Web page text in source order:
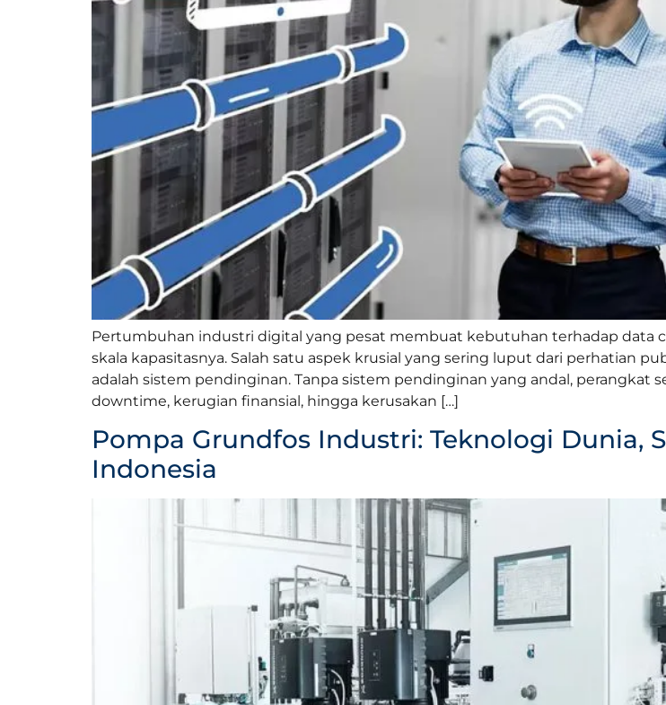
Pertumbuhan industri digital yang pesat membuat kebutuhan terhadap data
skala kapasitasnya. Salah satu aspek krusial yang sering luput dari perhatian
adalah sistem pendinginan. Tanpa sistem pendinginan yang andal, perangkat
downtime, kerugian finansial, hingga kerusakan […]
Pompa Grundfos Industri: Teknologi Dunia,
Indonesia